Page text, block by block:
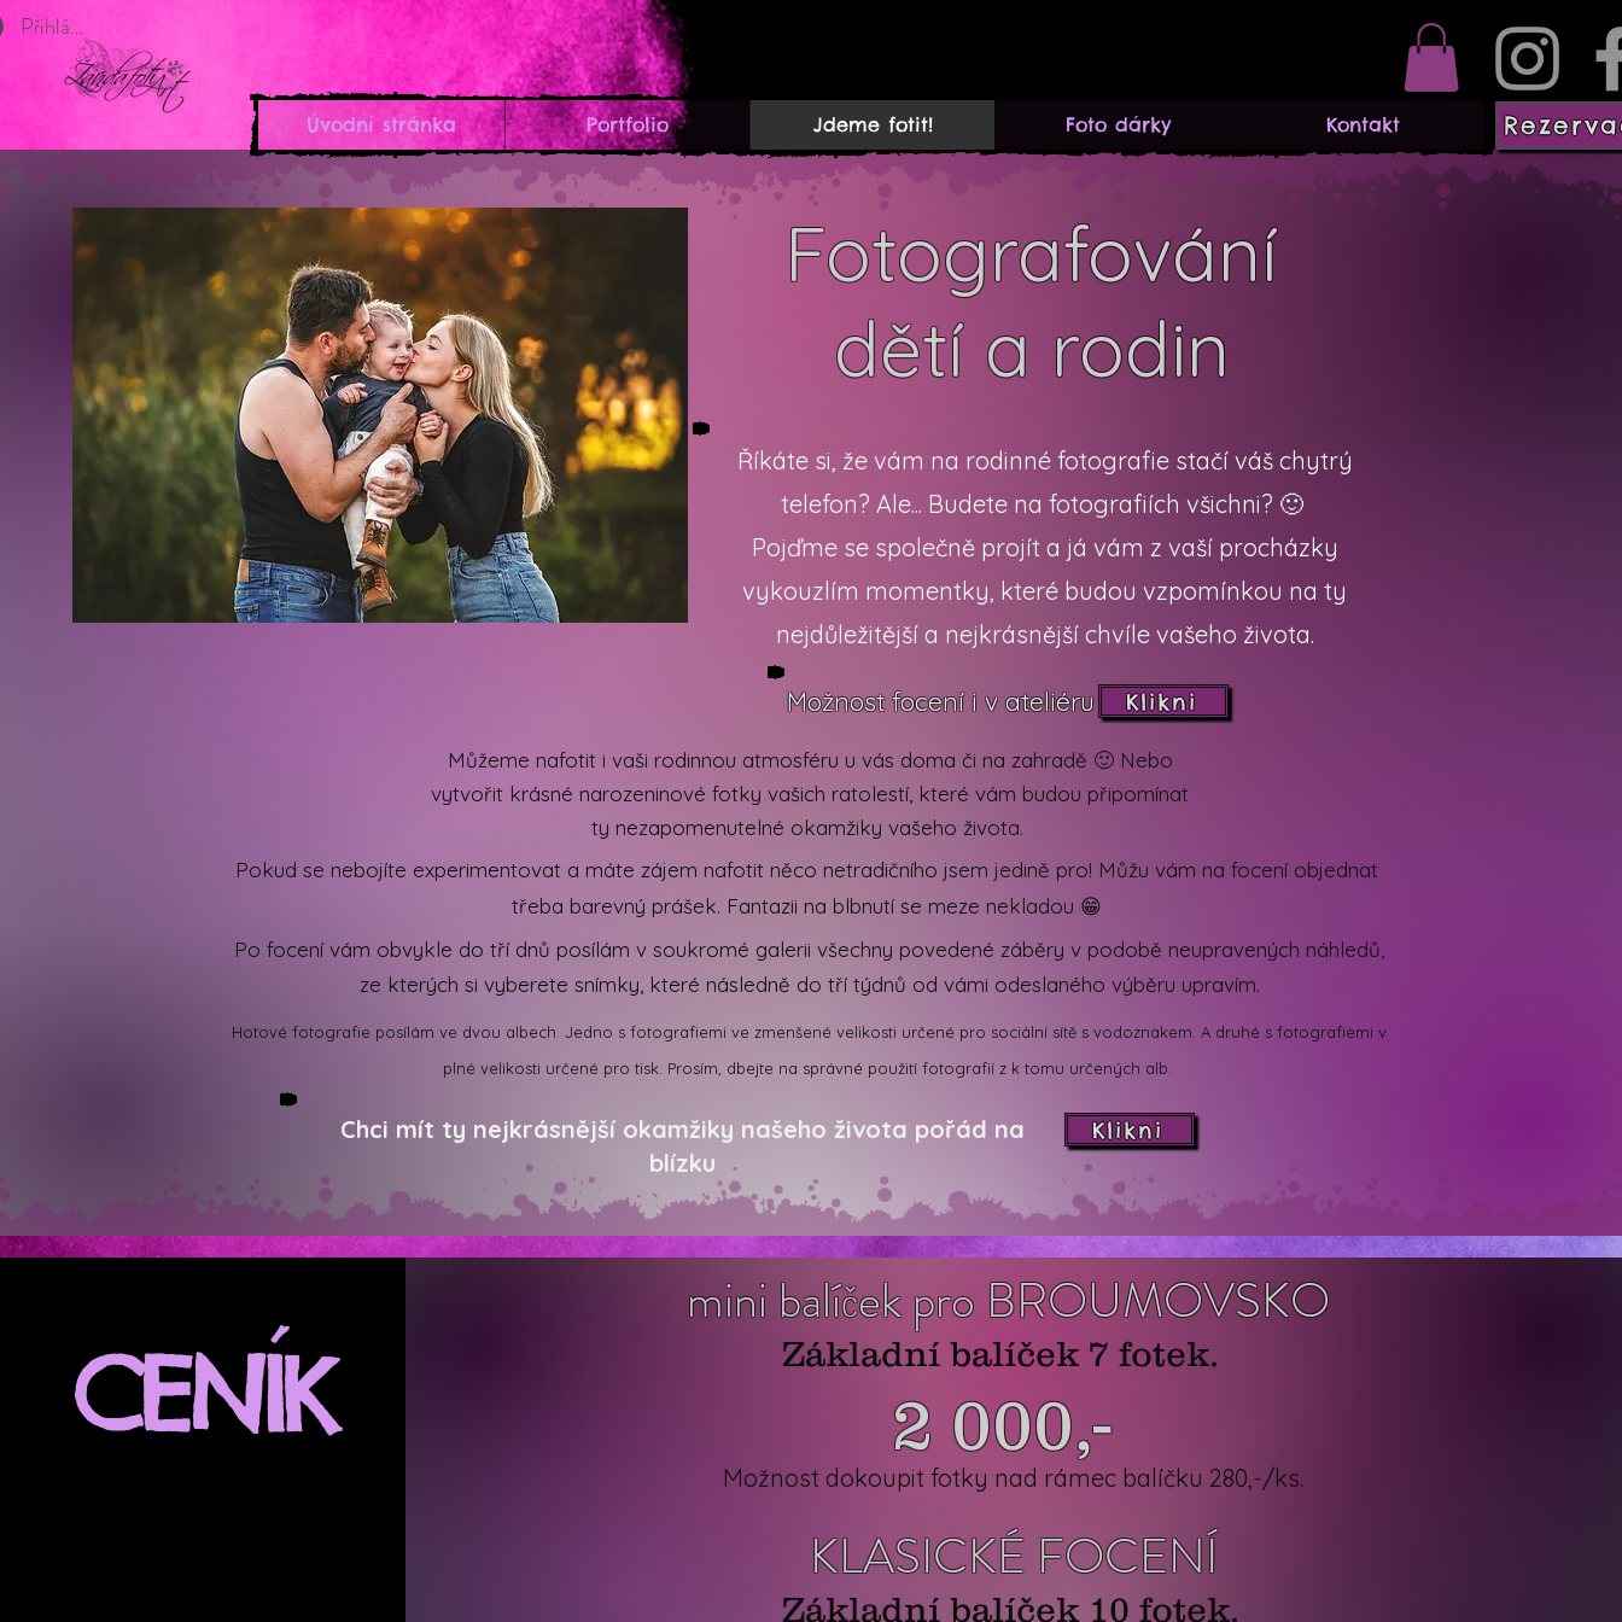
Přihlásit se
Úvodní stránka Portfolio Jdeme fotit! Foto dárky Kontakt
Fotografování
dětí a rodin
Říkáte si, že vám na rodinné fotografie stačí váš chytrý
telefon? Ale... Budete na fotografiích všichni? 🙂
Pojďme se společně projít a já vám z vaší procházky
vykouzlím momentky, které budou vzpomínkou na ty
nejdůležitější a nejkrásnější chvíle vašeho života.
Možnost focení i v ateliéru Klikni
Můžeme nafotit i vaši rodinnou atmosféru u vás doma či na zahradě 🙂 Nebo
vytvořit krásné narozeninové fotky vašich ratolestí, které vám budou připomínat
ty nezapomenutelné okamžiky vašeho života.
Pokud se nebojíte experimentovat a máte zájem nafotit něco netradičního jsem jedině pro! Můžu vám na focení objednat
třeba barevný prášek. Fantazii na blbnutí se meze nekladou 😁
Po focení vám obvykle do tří dnů posílám v soukromé galerii všechny povedené záběry v podobě neupravených náhledů,
ze kterých si vyberete snímky, které následně do tří týdnů od vámi odeslaného výběru upravím.
Hotové fotografie posílám ve dvou albech. Jedno s fotografiemi ve zmenšené velikosti určené pro sociální sítě s vodoznakem. A druhé s fotografiemi v
plné velikosti určené pro tisk. Prosím, dbejte na správné použití fotografií z k tomu určených alb.
Chci mít ty nejkrásnější okamžiky našeho života pořád na
blízku
Klikni
CENÍK
mini balíček pro BROUMOVSKO
Základní balíček 7 fotek.
2 000,-
Možnost dokoupit fotky nad rámec balíčku 280,-/ks.
KLASICKÉ FOCENÍ
Základní balíček 10 fotek.